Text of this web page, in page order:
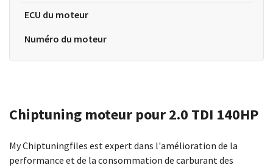
ECU du moteur
Numéro du moteur
Chiptuning moteur pour 2.0 TDI 140HP
My Chiptuningfiles est expert dans l'amélioration de la
performance et de la consommation de carburant des